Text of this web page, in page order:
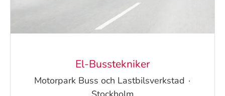
El-Busstekniker
Motorpark Buss och Lastbilsverkstad ·